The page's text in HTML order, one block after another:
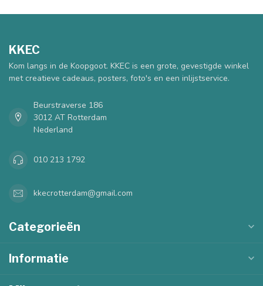
KKEC
Kom langs in de Koopgoot. KKEC is een grote, gevestigde winkel
met creatieve cadeaus, posters, foto's en een inlijstservice.
Beurstraverse 186
3012 AT Rotterdam
Nederland
010 213 1792
kkecrotterdam@gmail.com
Categorieën
Informatie